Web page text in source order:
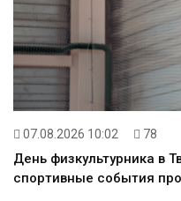
07.08.2026 10:02 78
День физкультурника в
спортивные события